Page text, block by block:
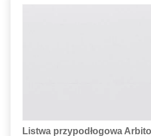
Listwa przypodłogowa